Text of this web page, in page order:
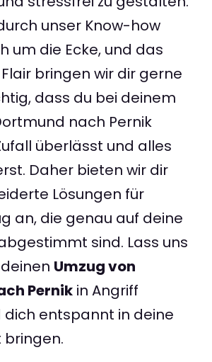
unser Know-how
um die Ecke, und das
bringen wir dir gerne
dass du bei deinem
nach Pernik
überlässt und alles
Daher bieten wir dir
Lösungen für
an, die genau auf deine
sind. Lass uns
Umzug von
Pernik in Angriff
dich entspannt in deine
bringen.